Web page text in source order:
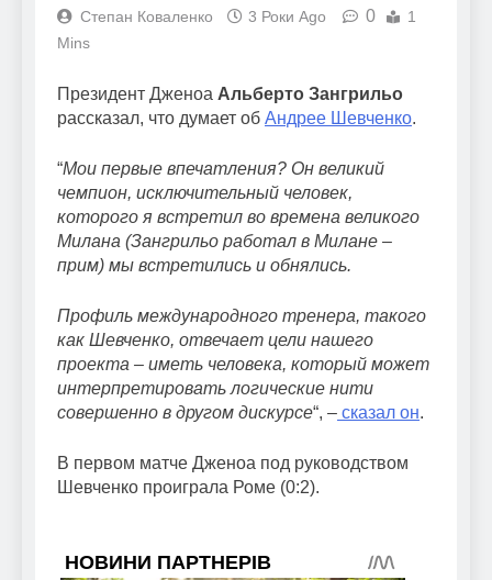
Степан Коваленко 3 Роки Ago 0
1
Mins
Президент Дженоа Альберто Зангрильо
рассказал, что думает об Андрее Шевченко.
“Мои первые впечатления? Он великий
чемпион, исключительный человек,
которого я встретил во времена великого
Милана (Зангрильо работал в Милане –
прим) мы встретились и обнялись.
Профиль международного тренера, такого
как Шевченко, отвечает цели нашего
проекта – иметь человека, который может
интерпретировать логические нити
совершенно в другом дискурсе“, – сказал он.
В первом матче Дженоа под руководством
Шевченко проиграла Роме (0:2).